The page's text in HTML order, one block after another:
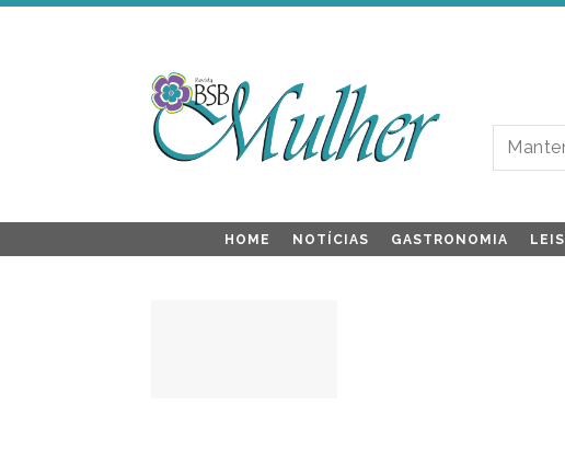
HOME NOTÍCIAS GASTRONOMIA LEIS